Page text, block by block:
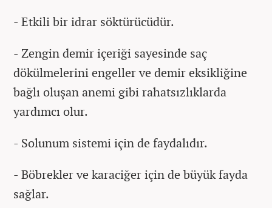
- Etkili bir idrar söktürücüdür.
- Zengin demir içeriği sayesinde saç
dökülmelerini engeller ve demir eksikliğine
bağlı oluşan anemi gibi rahatsızlıklarda
yardımcı olur.
- Solunum sistemi için de faydalıdır.
- Böbrekler ve karaciğer için de büyük fayda
sağlar.